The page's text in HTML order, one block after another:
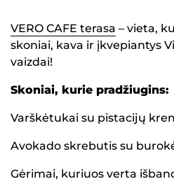
VERO CAFE terasa – vieta,
skoniai, kava ir įkvepiantys
vaizdai!
Skoniai, kurie pradžiugins:
Varškėtukai su pistacijų
Avokado skrebutis su
Gėrimai, kuriuos verta